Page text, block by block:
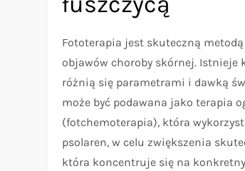
Fototerapia jest skuteczną
objawów choroby skórnej. Istnieje
różnią się parametrami i dawką
może być podawana jako terapia
(fotchemoterapia), która
psolaren, w celu zwiększenia
która koncentruje się na